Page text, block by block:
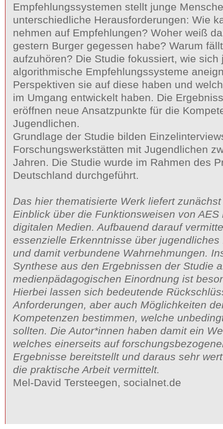
Empfehlungssystemen stellt junge
unterschiedliche Herausforderungen: Wie
nehmen auf Empfehlungen? Woher weiß
gestern Burger gegessen habe? Warum
aufzuhören? Die Studie fokussiert, wie sich
algorithmische Empfehlungssysteme
Perspektiven sie auf diese haben und
im Umgang entwickelt haben. Die
eröffnen neue Ansatzpunkte für die
Jugendlichen.
Grundlage der Studie bilden
Forschungswerkstätten mit Jugendlichen
Jahren. Die Studie wurde im Rahmen des
Deutschland durchgeführt.
Das hier thematisierte Werk liefert
Einblick über die Funktionsweisen von AES
digitalen Medien. Aufbauend darauf
essenzielle Erkenntnisse über
und damit verbundene Wahrnehmungen.
Synthese aus den Ergebnissen der Studie
medienpädagogischen Einordnung ist
Hierbei lassen sich bedeutende
Anforderungen, aber auch Möglichkeiten
Kompetenzen bestimmen, welche
sollten. Die Autor*innen haben damit ein
welches einerseits auf
Ergebnisse bereitstellt und daraus sehr
die praktische Arbeit vermittelt.
Mel-David Tersteegen, socialnet.de